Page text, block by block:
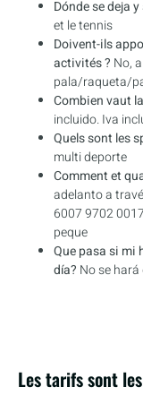
Dónde se deja
et le tennis
Doivent-ils
activités ? No,
pala/raqueta/
Combien vaut
incluido. Iva
Quels sont les
multi deporte
Comment et
adelanto a
6007 9702
peque
Que pasa si mi
día? No se
Les tarifs sont